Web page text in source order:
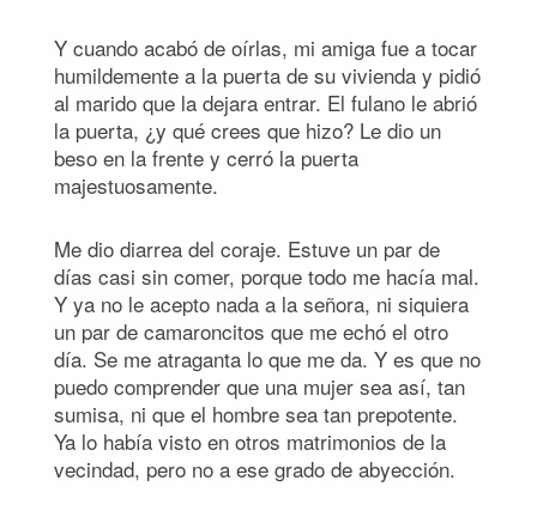
Y cuando acabó de oírlas, mi amiga fue a tocar
humildemente a la puerta de su vivienda y pidió
al marido que la dejara entrar. El fulano le abrió
la puerta, ¿y qué crees que hizo? Le dio un
beso en la frente y cerró la puerta
majestuosamente.
Me dio diarrea del coraje. Estuve un par de
días casi sin comer, porque todo me hacía mal.
Y ya no le acepto nada a la señora, ni siquiera
un par de camaroncitos que me echó el otro
día. Se me atraganta lo que me da. Y es que no
puedo comprender que una mujer sea así, tan
sumisa, ni que el hombre sea tan prepotente.
Ya lo había visto en otros matrimonios de la
vecindad, pero no a ese grado de abyección.